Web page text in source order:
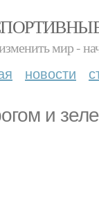
мир -
новости
и